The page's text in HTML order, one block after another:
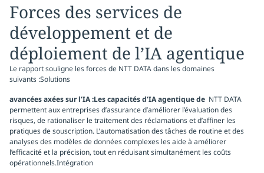
Forces des services de
développement et de
déploiement de l’IA agentique
Le rapport souligne les forces de NTT DATA dans les domaines
suivants :Solutions
avancées axées sur l’IA :Les capacités d’IA agentique de NTT DATA
permettent aux entreprises d’assurance d’améliorer l’évaluation des
risques, de rationaliser le traitement des réclamations et d’affiner les
pratiques de souscription. L’automatisation des tâches de routine et des
analyses des modèles de données complexes les aide à améliorer
l’efficacité et la précision, tout en réduisant simultanément les coûts
opérationnels.Intégration